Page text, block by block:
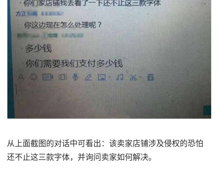
从上面截图的对话中可看出：该卖家店铺涉及侵权的恐怕
还不止这三款字体，并询问卖家如何解决。